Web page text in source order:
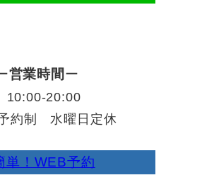
営業時間ー
10:00-20:00
約制 水曜日定休
単！WEB予約